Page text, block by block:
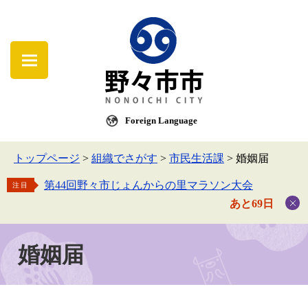
Foreign Language
トップページ > 組織でさがす > 市民生活課 > 婚姻届
注目
第44回野々市じょんからの里マラソン大会
あと69日
婚姻届